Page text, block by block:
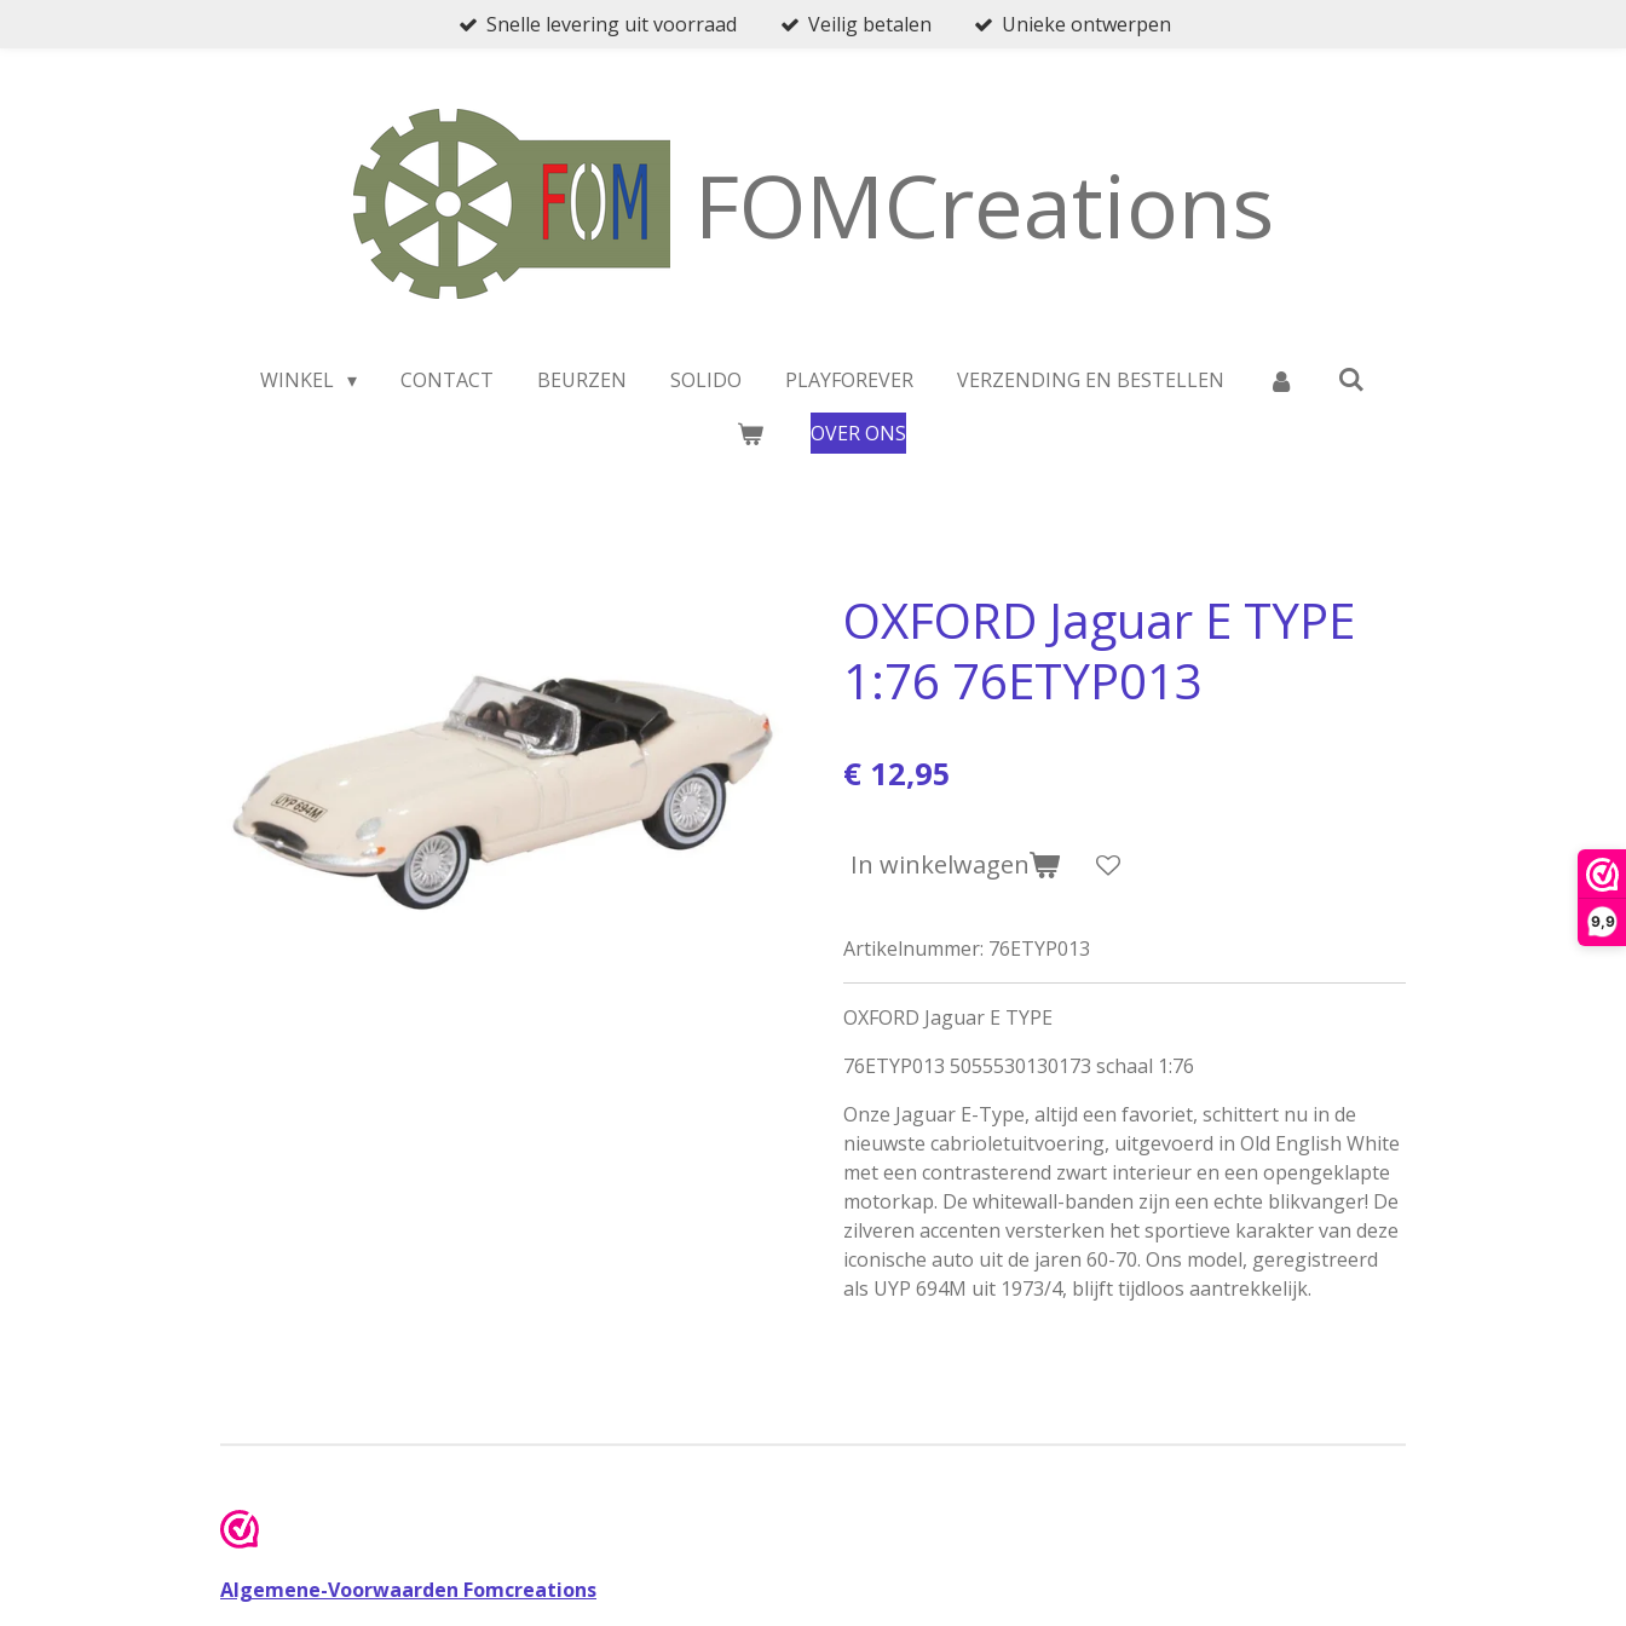
9,9
Snelle levering uit voorraad Veilig betalen Unieke ontwerpen
FOMCreations
WINKEL CONTACT BEURZEN SOLIDO PLAYFOREVER
VERZENDING EN BESTELLEN
OVER ONS
OXFORD Jaguar E TYPE
1:76 76ETYP013
€ 12,95
In winkelwagen
Artikelnummer: 76ETYP013
OXFORD Jaguar E TYPE
76ETYP013 5055530130173 schaal 1:76
Onze Jaguar E-Type, altijd een favoriet, schittert nu in de
nieuwste cabrioletuitvoering, uitgevoerd in Old English White
met een contrasterend zwart interieur en een opengeklapte
motorkap. De whitewall-banden zijn een echte blikvanger! De
zilveren accenten versterken het sportieve karakter van deze
iconische auto uit de jaren 60-70. Ons model, geregistreerd
als UYP 694M uit 1973/4, blijft tijdloos aantrekkelijk.
Algemene-Voorwaarden Fomcreations